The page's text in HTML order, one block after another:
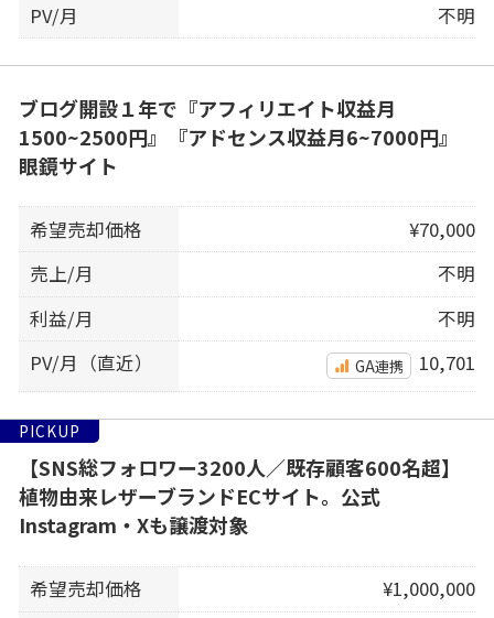
PV/月 不明
ブログ開設１年で『アフィリエイト収益月
1500~2500円』『アドセンス収益月6~7000円』
眼鏡サイト
希望売却価格
¥70,000
売上/月
不明
利益/月
不明
PV/月（直近）
GA連携 10,701
PICKUP
【SNS総フォロワー3200人／既存顧客600名超】
植物由来レザーブランドECサイト。公式
Instagram・Xも譲渡対象
希望売却価格
¥1,000,000